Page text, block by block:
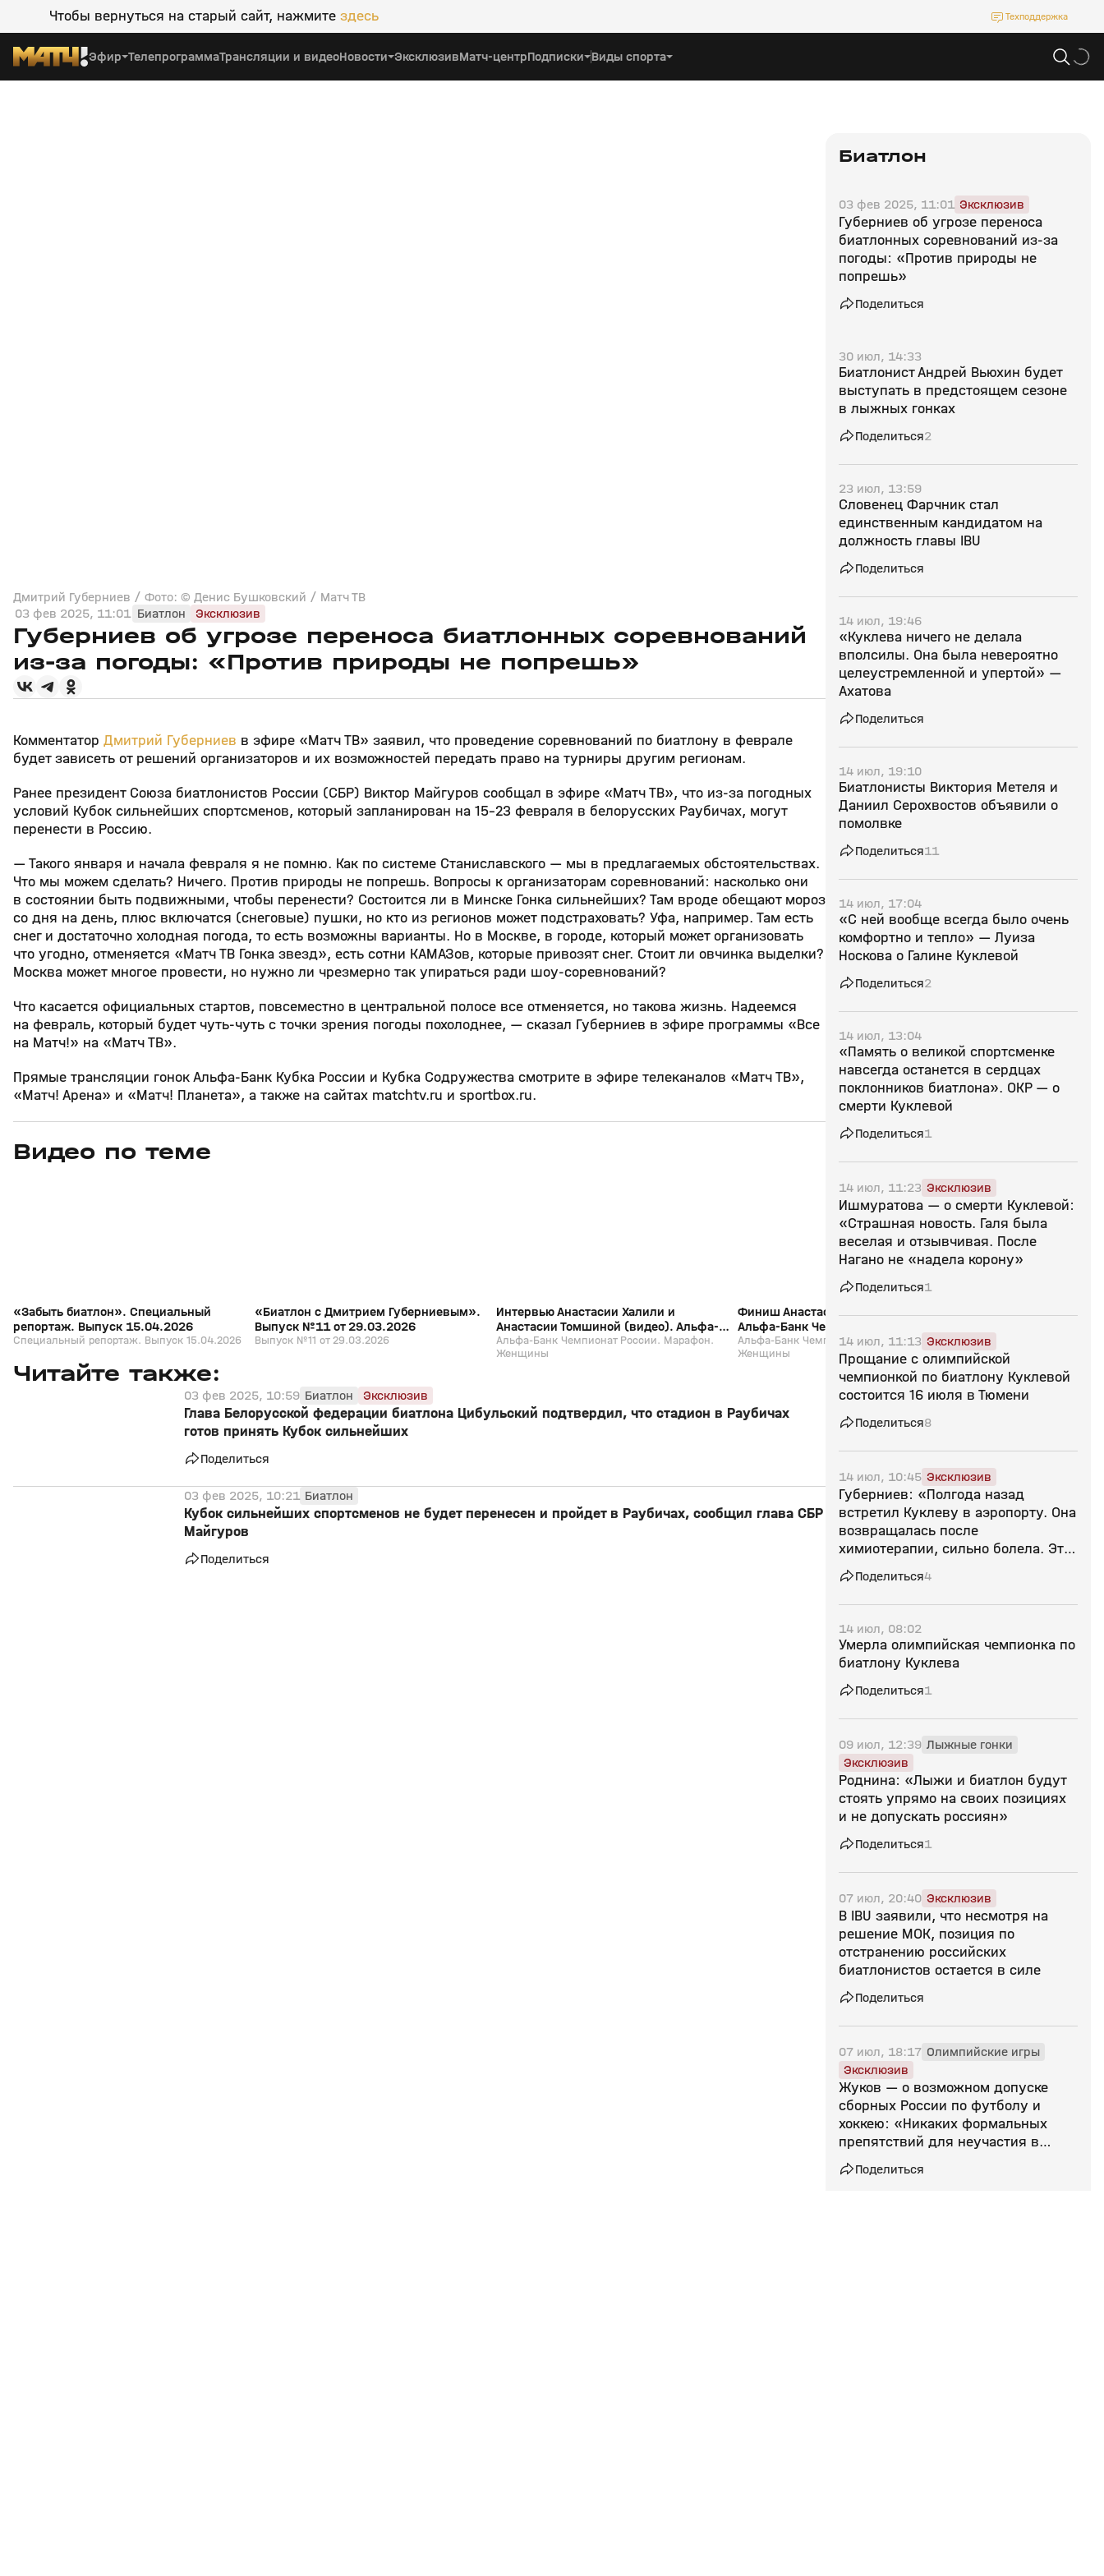
Чтобы вернуться на старый сайт, нажмите здесь Техподдержка
Эфир ТелепрограммаТрансляции и видеоНовости ЭксклюзивМатч-центрПодписки Виды спорта
Дмитрий Губерниев / Фото: © Денис Бушковский / Матч ТВ
03 фев 2025, 11:01 Биатлон Эксклюзив
Губерниев об угрозе переноса биатлонных соревнований
из‑за погоды: «Против природы не попрешь»
Комментатор Дмитрий Губерниев в эфире «Матч ТВ» заявил, что проведение соревнований по биатлону в феврале
будет зависеть от решений организаторов и их возможностей передать право на турниры другим регионам.
Ранее президент Союза биатлонистов России (СБР) Виктор Майгуров сообщал в эфире «Матч ТВ», что из‑за погодных
условий Кубок сильнейших спортсменов, который запланирован на 15–23 февраля в белорусских Раубичах, могут
перенести в Россию.
— Такого января и начала февраля я не помню. Как по системе Станиславского — мы в предлагаемых обстоятельствах.
Что мы можем сделать? Ничего. Против природы не попрешь. Вопросы к организаторам соревнований: насколько они
в состоянии быть подвижными, чтобы перенести? Состоится ли в Минске Гонка сильнейших? Там вроде обещают мороз
со дня на день, плюс включатся (снеговые) пушки, но кто из регионов может подстраховать? Уфа, например. Там есть
снег и достаточно холодная погода, то есть возможны варианты. Но в Москве, в городе, который может организовать
что угодно, отменяется «Матч ТВ Гонка звезд», есть сотни КАМАЗов, которые привозят снег. Стоит ли овчинка выделки?
Москва может многое провести, но нужно ли чрезмерно так упираться ради шоу‑соревнований?
Что касается официальных стартов, повсеместно в центральной полосе все отменяется, но такова жизнь. Надеемся
на февраль, который будет чуть‑чуть с точки зрения погоды похолоднее, — сказал Губерниев в эфире программы «Все
на Матч!» на «Матч ТВ».
Прямые трансляции гонок Альфа‑Банк Кубка России и Кубка Содружества смотрите в эфире телеканалов «Матч ТВ»,
«Матч! Арена» и «Матч! Планета», а также на сайтах matchtv.ru и sportbox.ru.
Видео по теме
15 апр, 13:09
«Забыть биатлон». Специальный
репортаж. Выпуск 15.04.2026
Специальный репортаж. Выпуск 15.04.2026
«Биатлон с Дмитрием Губерниевым».
Выпуск №11 от 29.03.2026
Выпуск №11 от 29.03.2026
Интервью Анастасии Халили и
Анастасии Томшиной (видео). Альфа-
Банк Чемпионат России. Марафон.
Женщины
Альфа-Банк Чемпионат России. Марафон.
Женщины
Финиш Анастасии Халили (видео).
Альфа-Банк Чемпионат России.
Марафон. Женщины
Альфа-Банк Чемпионат России. Марафон.
Женщины
Интервью Карима
Марафон. Мужчины.
Альфа-Банк
Мужчины. Биатлон
Читайте также:
03 фев 2025, 10:59 Биатлон Эксклюзив
Глава Белорусской федерации биатлона Цибульский подтвердил, что стадион в Раубичах
готов принять Кубок сильнейших
Поделиться
03 фев 2025, 10:21 Биатлон
Кубок сильнейших спортсменов не будет перенесен и пройдет в Раубичах, сообщил глава СБР
Майгуров
Поделиться
Биатлон
03 фев 2025, 11:01 Эксклюзив
Губерниев об угрозе переноса
биатлонных соревнований из‑за
погоды: «Против природы не
попрешь»
Поделиться
30 июл, 14:33
Биатлонист Андрей Вьюхин будет
выступать в предстоящем сезоне
в лыжных гонках
Поделиться2
23 июл, 13:59
Словенец Фарчник стал
единственным кандидатом на
должность главы IBU
Поделиться
14 июл, 19:46
«Куклева ничего не делала
вполсилы. Она была невероятно
целеустремленной и упертой» —
Ахатова
Поделиться
14 июл, 19:10
Биатлонисты Виктория Метеля и
Даниил Серохвостов объявили о
помолвке
Поделиться11
14 июл, 17:04
«С ней вообще всегда было очень
комфортно и тепло» — Луиза
Носкова о Галине Куклевой
Поделиться2
14 июл, 13:04
«Память о великой спортсменке
навсегда останется в сердцах
поклонников биатлона». ОКР — о
смерти Куклевой
Поделиться1
14 июл, 11:23 Эксклюзив
Ишмуратова — о смерти Куклевой:
«Страшная новость. Галя была
веселая и отзывчивая. После
Нагано не «надела корону»
Поделиться1
14 июл, 11:13 Эксклюзив
Прощание с олимпийской
чемпионкой по биатлону Куклевой
состоится 16 июля в Тюмени
Поделиться8
14 июл, 10:45 Эксклюзив
Губерниев: «Полгода назад
встретил Куклеву в аэропорту. Она
возвращалась после
химиотерапии, сильно болела. Это
потеря для всех нас»
Поделиться4
14 июл, 08:02
Умерла олимпийская чемпионка по
биатлону Куклева
Поделиться1
09 июл, 12:39 Лыжные гонки
Эксклюзив
Роднина: «Лыжи и биатлон будут
стоять упрямо на своих позициях
и не допускать россиян»
Поделиться1
07 июл, 20:40 Эксклюзив
В IBU заявили, что несмотря на
решение МОК, позиция по
отстранению российских
биатлонистов остается в силе
Поделиться
07 июл, 18:17 Олимпийские игры
Эксклюзив
Жуков — о возможном допуске
сборных России по футболу и
хоккею: «Никаких формальных
препятствий для неучастия в
соревнованиях нет»
Поделиться